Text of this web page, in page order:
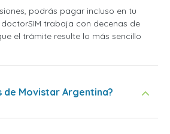
podrás pagar incluso en tu
trabaja con decenas de
el trámite resulte lo más sencillo
de Movistar Argentina?